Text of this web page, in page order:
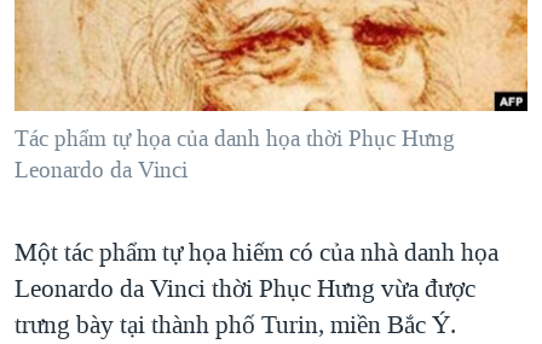
"Tìm"
NGƯỜI VIỆT HẢI NGOẠI
ĐỜI SỐNG
KINH TẾ
KHOA HỌC
VĂN HOÁ
THỂ THAO
GIÁO DỤC
HÀNH TRÌNH BẦU CỬ 2024
MỘT NĂM CHIẾN TRANH TẠI DẢI GAZA
GIẢI MÃ VÀNH ĐAI & CON ĐƯỜNG
NGÀY TỊ NẠN THẾ GIỚI
GROUND ZERO – XƯA VÀ NAY
CHI PHÍ CHIẾN TRANH AFGHANISTAN
NGHE
MẠNG XÃ HỘI
Ngôn ngữ khác
Tác phẩm tự họa của danh họa thời Phục Hưng
Leonardo da Vinci
Một tác phẩm tự họa hiếm có của nhà danh họa
Leonardo da Vinci thời Phục Hưng vừa được
trưng bày tại thành phố Turin, miền Bắc Ý.